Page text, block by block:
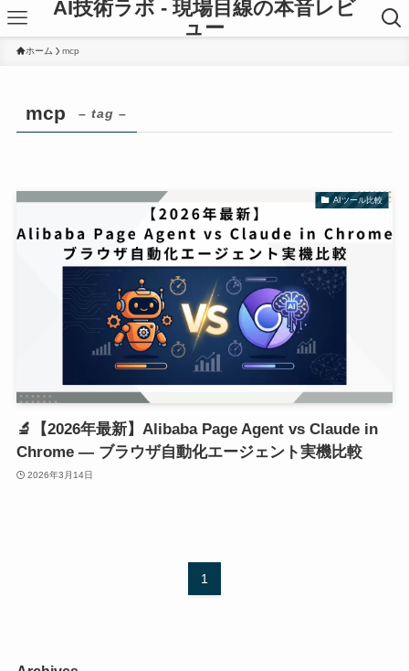
AI技術ラボ - 現場目線の本音レビ
ュー
ホーム mcp
mcp – tag –
AIツール比較
🔬【2026年最新】Alibaba Page Agent vs Claude in
Chrome — ブラウザ自動化エージェント実機比較
2026年3月14日
1